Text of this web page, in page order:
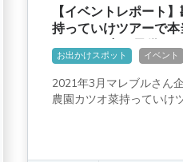
【イベントレポート
持っていけツアーで本
りました[主に子供が]
お出かけスポット イベント
2021年3月マレブルさん
農園カツオ菜持っていけ